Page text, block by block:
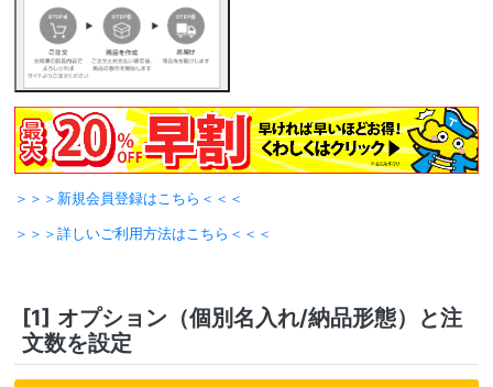
＞＞＞新規会員登録はこちら＜＜＜
＞＞＞詳しいご利用方法はこちら＜＜＜
[1] オプション（個別名入れ/納品形態）と注
文数を設定